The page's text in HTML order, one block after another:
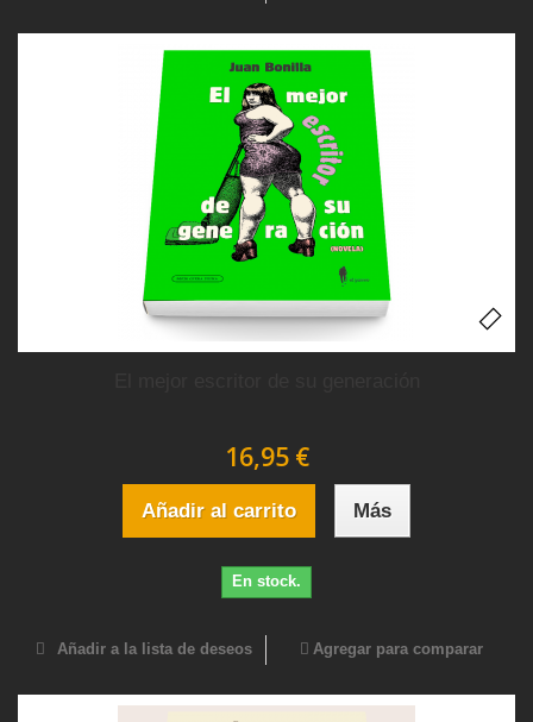
16,95 €
Añadir al carrito Más
En stock.
Añadir a la lista de deseos Agregar para comparar